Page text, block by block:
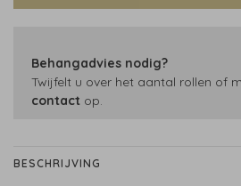
Behangadvies nodig?
Twijfelt u over het aantal rollen of
contact op.
BESCHRIJVING